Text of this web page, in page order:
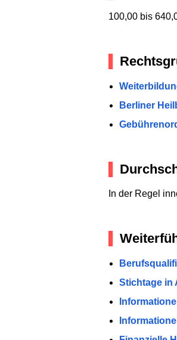
100,00 bis
Berliner
In der Regel
Stichtage in